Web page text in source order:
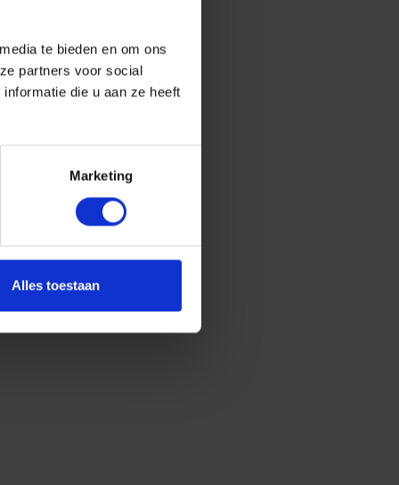
te bieden en om ons
partners voor social
die u aan ze heeft
Marketing
Alles toestaan